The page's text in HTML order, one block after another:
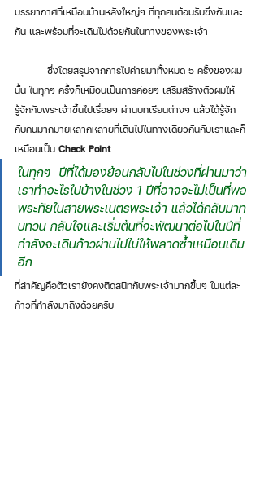
บรรยากาศที่เหมือนบ้านหลังใหญ่ๆ ที่ทุกคนต้อนรับซึ่งกันและ
กัน และพร้อมที่จะเดินไปด้วยกันในทางของพระเจ้า
นั้น ในทุกๆ ครั้งก็เหมือนเป็นการค่อยๆ เสริมสร้างตัวผมให้
รู้จักกับพระเจ้าขึ้นไปเรื่อยๆ ผ่านบทเรียนต่างๆ แล้วได้รู้จัก
กับคนมากมายหลากหลายที่เดินไปในทางเดียวกันกับเราและก็
เหมือนเป็น Check Point
ในทุกๆ  ปีที่ได้มองย้อนกลับไปในช่วงที่ผ่านมาว่า
เราทำอะไรไปบ้างในช่วง 1 ปีที่อาจจะไม่เป็นที่พอ
พระทัยในสายพระเนตรพระเจ้า แล้วได้กลับมาท
บทวน กลับใจและเริ่มต้นที่จะพัฒนาต่อไปในปีที่
กำลังจะเดินก้าวผ่านไปไม่ให้พลาดซ้ำเหมือนเดิม
อีก
ที่สำคัญคือตัวเรายังคงติดสนิทกับพระเจ้ามากขึ้นๆ ในแต่ละ
ก้าวที่กำลังมาถึงด้วยครับ